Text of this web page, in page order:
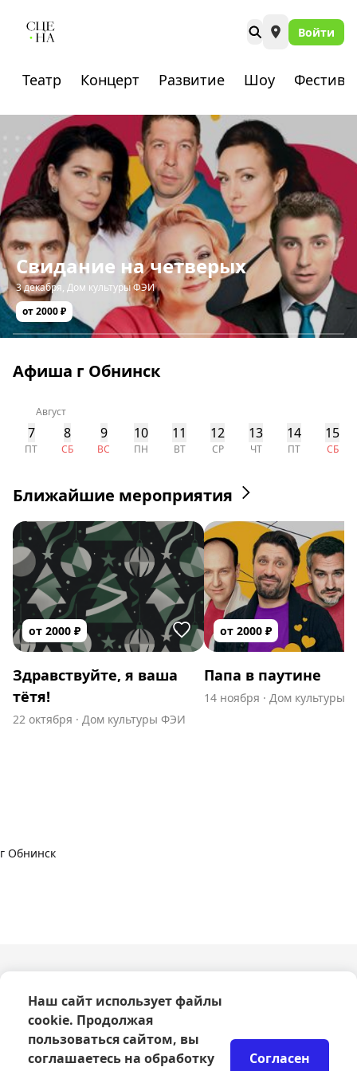
Войти
Театр Концерт Развитие Шоу
Свидание на четверых
3 декабря, Дом культуры ФЭИ
от 2000 ₽
Афиша г Обнинск
Август
7
ПТ
8
СБ
9
ВС
10
ПН
11
ВТ
12
СР
13
ЧТ
14
ПТ
15
СБ
Ближайшие мероприятия
от 2000 ₽
Здравствуйте, я ваша
тётя!
22 октября · Дом культуры ФЭИ
от 2000 ₽
Папа в паутине
14 ноября · Дом культуры
г Обнинск
Оферта
Политика конфиденциальности
Согласие на обработку персональных данных
Правила возврата билетов
Наш сайт использует файлы
cookie. Продолжая
пользоваться сайтом, вы
соглашаетесь на обработку
Согласен